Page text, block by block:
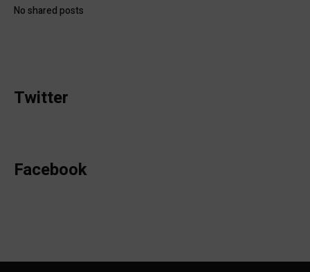
No shared posts
Twitter
Facebook